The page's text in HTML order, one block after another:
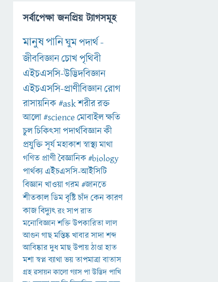
সর্বাপেক্ষা জনপ্রিয় ট্যাগসমূহ
মানুষপানিঘুমপদার্থ-
জীববিজ্ঞানচোখপৃথিবী
এইচএসসি-উদ্ভিদবিজ্ঞান
এইচএসসি-প্রাণীবিজ্ঞানরোগ
রাসায়নিক#askশরীররক্ত
আলো#scienceমোবাইলক্ষতি
চুলচিকিৎসাপদার্থবিজ্ঞানকী
প্রযুক্তিসূর্যমহাকাশস্বাস্থ্যমাথা
গণিত প্রাণীবৈজ্ঞানিক#biology
পার্থক্য এইচএসসি-আইসিটি
বিজ্ঞানখাওয়াগরম#জানতে
শীতকালডিমবৃষ্টিচাঁদকেনকারণ
কাজবিদ্যুৎরংসাপরাত
মনোবিজ্ঞানশক্তিউপকারিতালাল
আগুনগাছমস্তিষ্কখাবারসাদাশব্দ
আবিষ্কারদুধমাছউপায়ঠাণ্ডাহাত
মশাস্বপ্নব্যাথাভয়তাপমাত্রাবাতাস
গ্রহরসায়নকালোগ্যাসপাউদ্ভিদপাখি